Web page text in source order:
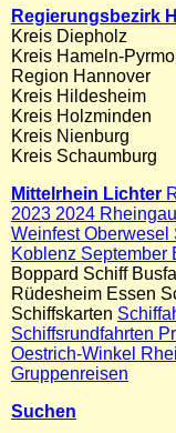
Regierungsbezirk
Kreis Diepholz
Kreis Hameln-
Region Hannover
Kreis Hildesheim
Kreis Holzminden
Kreis Nienburg
Kreis Schaumburg
Mittelrhein Lichter
2023 2024
Weinfest Oberwesel
Koblenz September
Boppard Schiff
Rüdesheim Essen
Schiffskarten
Schiffsrundfahrten
Oestrich-Winkel
Gruppenreisen
Suchen